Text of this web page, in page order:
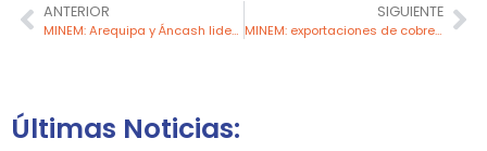
ANTERIOR
MINEM: Arequipa y Áncash lideran en generación de empleos en el sector minero
SIGUIENTE
MINEM: exportaciones de cobre alcanzan US$ 5,190 millones en primer trimestre del 2024
Últimas Noticias: